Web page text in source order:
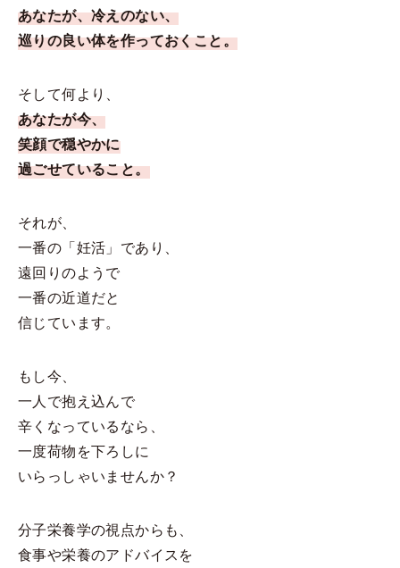
あなたが、冷えのない、
巡りの良い体を作っておくこと。
そして何より、
あなたが今、
笑顔で穏やかに
過ごせていること。
それが、
一番の「妊活」であり、
遠回りのようで
一番の近道だと
信じています。
もし今、
一人で抱え込んで
辛くなっているなら、
一度荷物を下ろしに
いらっしゃいませんか？
分子栄養学の視点からも、
食事や栄養のアドバイスを